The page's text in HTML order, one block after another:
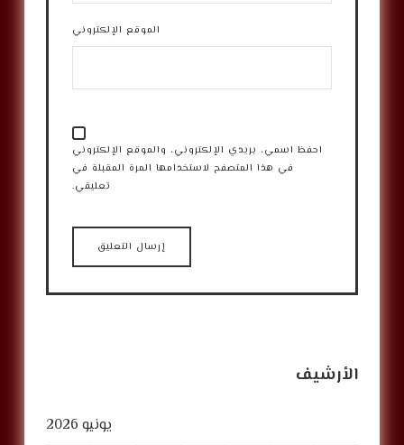
الموقع الإلكتروني
احفظ اسمي، بريدي الإلكتروني، والموقع الإلكتروني
في هذا المتصفح لاستخدامها المرة المقبلة في
تعليقي.
الأرشيف
يونيو 2026